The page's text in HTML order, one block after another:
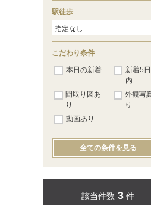
駅徒歩
こだわり条件
本日の新着
新着5
内
間取り図あ
り
外観写
り
動画あり
全ての条件を見る
該当件数 3 件